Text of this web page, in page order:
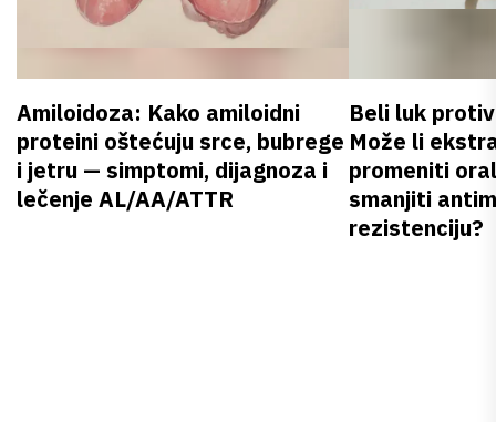
Amiloidoza: Kako amiloidni
proteini oštećuju srce, bubrege
i jetru — simptomi, dijagnoza i
lečenje AL/AA/ATTR
Beli luk
Može li
promeniti
smanjiti
rezistenciju?